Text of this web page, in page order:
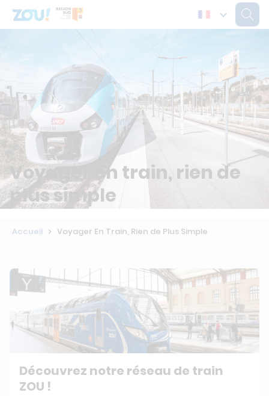
Voyager en train, rien de
plus simple
Accueil Voyager En Train, Rien de Plus Simple
Découvrez notre réseau de train
ZOU !